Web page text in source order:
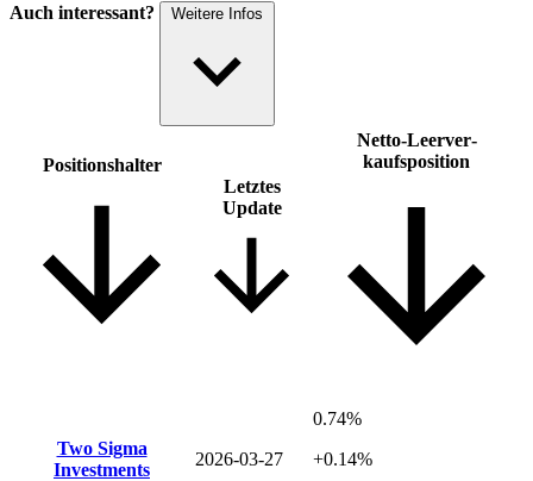
Auch interessant?
Positions­halter
Letztes
Update
Netto-Leer­ver­
kaufsposition
Two Sigma
Investments
2026-03-27
0.74%
+0.14%